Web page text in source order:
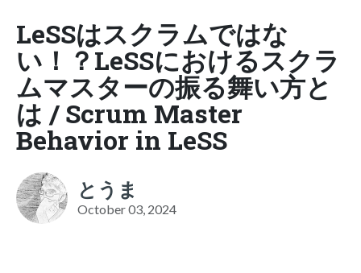
LeSSはスクラムではな
い！？LeSSにおけるスクラ
ムマスターの振る舞い方と
は / Scrum Master
Behavior in LeSS
とうま
October 03, 2024